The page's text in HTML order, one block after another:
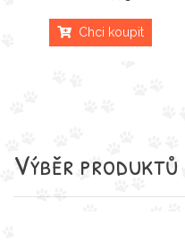
Chci koupit
Výběr produktů